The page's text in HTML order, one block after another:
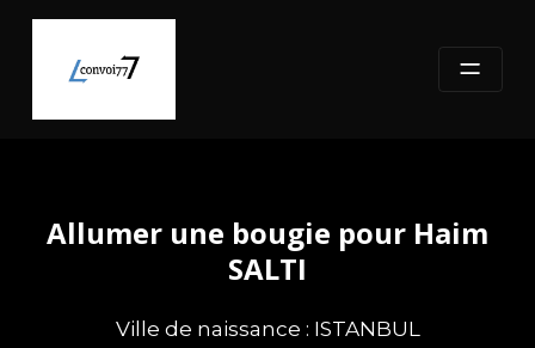
content
Allumer une bougie pour Haim
SALTI
Ville de naissance : ISTANBUL